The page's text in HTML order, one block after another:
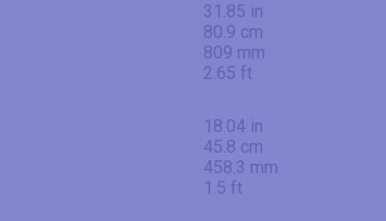
31.85 in
80.9 cm
809 mm
2.65 ft
18.04 in
45.8 cm
458.3 mm
1.5 ft